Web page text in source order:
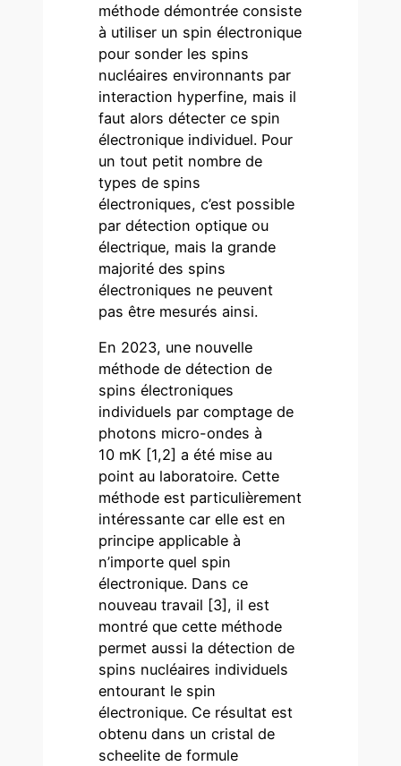
méthode démontrée consiste
à utiliser un spin électronique
pour sonder les spins
nucléaires environnants par
interaction hyperfine, mais il
faut alors détecter ce spin
électronique individuel. Pour
un tout petit nombre de
types de spins
électroniques, c’est possible
par détection optique ou
électrique, mais la grande
majorité des spins
électroniques ne peuvent
pas être mesurés ainsi.
En 2023, une nouvelle
méthode de détection de
spins électroniques
individuels par comptage de
photons micro-ondes à
10 mK [1,2] a été mise au
point au laboratoire. Cette
méthode est particulièrement
intéressante car elle est en
principe applicable à
n’importe quel spin
électronique. Dans ce
nouveau travail [3], il est
montré que cette méthode
permet aussi la détection de
spins nucléaires individuels
entourant le spin
électronique. Ce résultat est
obtenu dans un cristal de
scheelite de formule